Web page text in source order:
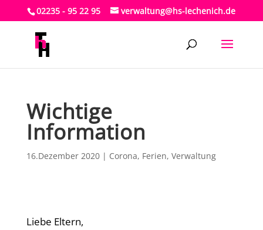
02235 - 95 22 95 verwaltung@hs-lechenich.de
Wichtige
Information
16.Dezember 2020| Corona, Ferien, Verwaltung
Liebe Eltern,